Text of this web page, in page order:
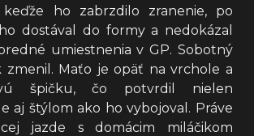
ho zabrzdilo zranenie, po
dostával do formy a nedokázal
umiestnenia v GP. Sobotný
zmenil. Maťo je opäť na vrchole a
špičku, čo potvrdil nielen
aj štýlom ako ho vybojoval. Práve
jazde s domácim miláčikom